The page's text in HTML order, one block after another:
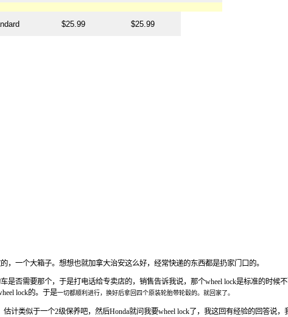
$25.99 $25.99
一个大箱子。想想也就加拿大治安这么好，经常快递的东西都是扔家门口的。
是否需要那个，于是打电话给专卖店的，销售告诉我说，那个wheel lock是标准的时候
lock的。于是一切都顺利进行，换好后拿回四个原装轮胎带轮毂的。就回家了。
计类似于一个2级保养吧，然后Honda就问我要wheel lock了，我这回有经验的回答说，